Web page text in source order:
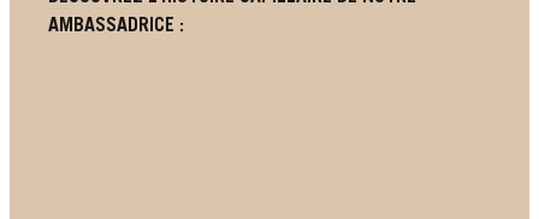
AMBASSADRICE :